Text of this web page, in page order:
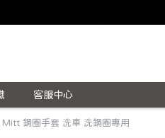
客服中心
鋼圈手套 洗車 洗鋼圈專用